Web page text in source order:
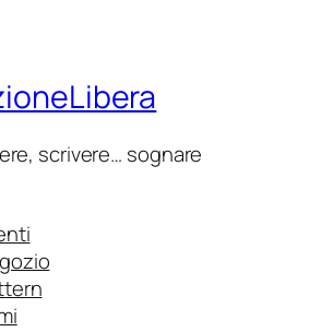
scrivere… sognare